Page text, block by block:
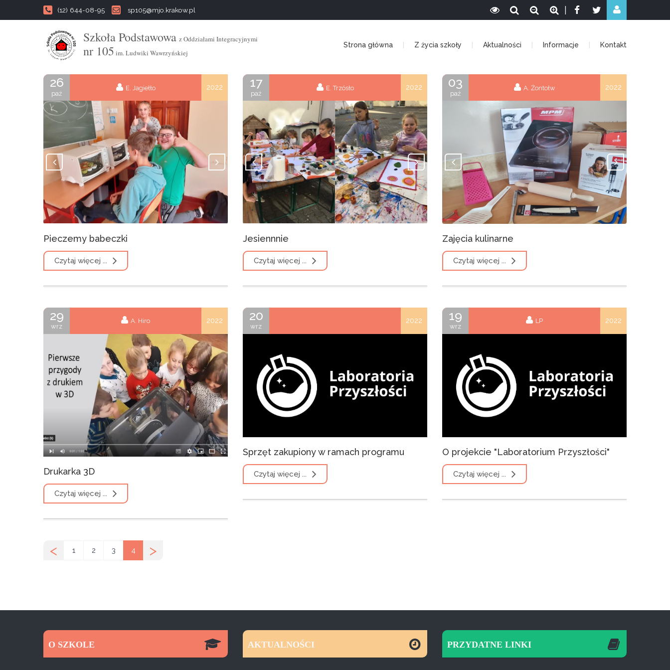
(12) 644-08-95 sp105@mjo.krakow.pl
Szkoła Podstawowa z Oddziałami Integracyjnymi
nr 105 im. Ludwiki Wawrzyńskiej
Strona główna Z życia szkoły Aktualności Informacje Kontakt
26
paź
E. Jagiełło 2022
Pieczemy babeczki
Czytaj więcej ...
17
paź
E. Trzósło 2022
Jesiennnie
Czytaj więcej ...
03
paź
A. Żontołw 2022
Zajęcia kulinarne
Czytaj więcej ...
29
wrz
A. Hiro 2022
Drukarka 3D
Czytaj więcej ...
20
wrz
2022
Sprzęt zakupiony w ramach programu
Czytaj więcej ...
19
wrz
LP 2022
O projekcie "Laboratorium Przyszłości"
Czytaj więcej ...
< 1 2 3 4 >
O SZKOLE AKTUALNOŚCI PRZYDATNE LINKI